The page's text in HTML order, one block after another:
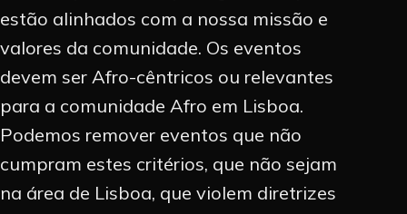
estão alinhados com a nossa missão e
valores da comunidade. Os eventos
devem ser Afro-cêntricos ou relevantes
para a comunidade Afro em Lisboa.
Podemos remover eventos que não
cumpram estes critérios, que não sejam
na área de Lisboa, que violem diretrizes